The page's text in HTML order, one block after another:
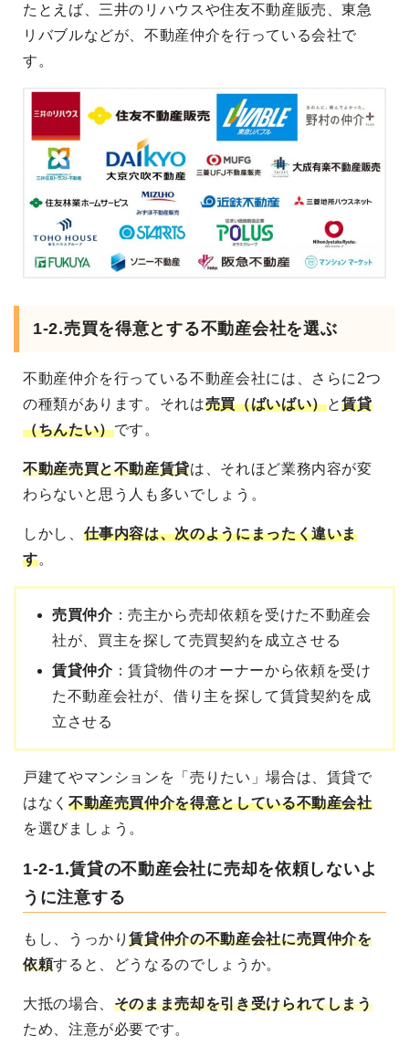
たとえば、三井のリハウスや住友不動産販売、東急
リバブルなどが、不動産仲介を行っている会社で
す。
1-2.売買を得意とする不動産会社を選ぶ
不動産仲介を行っている不動産会社には、さらに2つ
の種類があります。それは売買（ばいばい）と賃貸
（ちんたい）です。
不動産売買と不動産賃貸は、それほど業務内容が変
わらないと思う人も多いでしょう。
しかし、 仕事内容は、次のようにまったく違いま
す。
売買仲介：売主から売却依頼を受けた不動産会
社が、買主を探して売買契約を成立させる
賃貸仲介：賃貸物件のオーナーから依頼を受け
た不動産会社が、借り主を探して賃貸契約を成
立させる
戸建てやマンションを「売りたい」場合は、賃貸で
はなく 不動産売買仲介を得意としている不動産会社
を選びましょう。
1-2-1.賃貸の不動産会社に売却を依頼しないよ
うに注意する
もし、うっかり賃貸仲介の不動産会社に売買仲介を
依頼すると、どうなるのでしょうか。
大抵の場合、 そのまま売却を引き受けられてしまう
ため、注意が必要です。